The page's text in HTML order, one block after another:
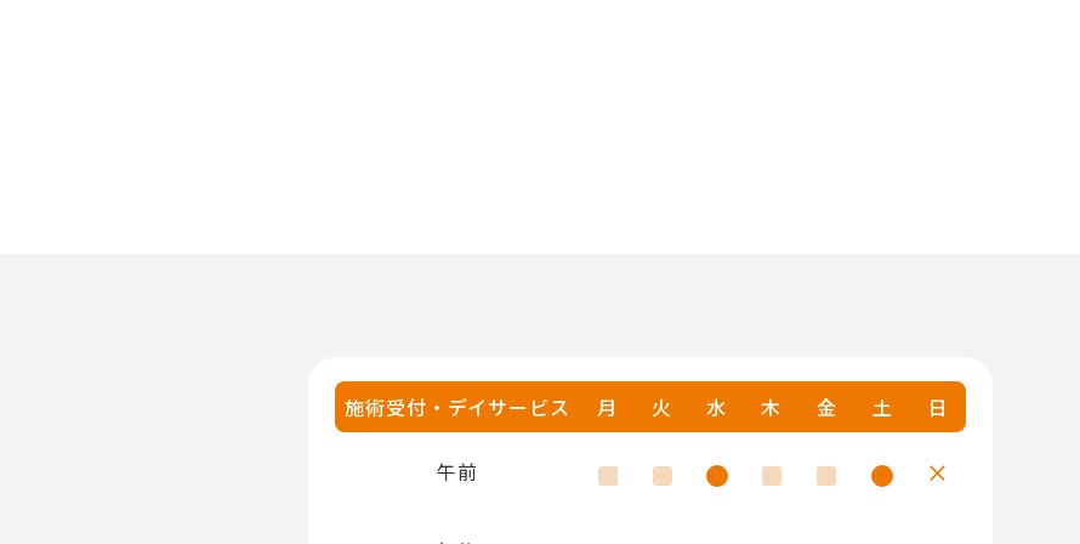
施術受付・デイサービス 月 火 水 木 金 土 日
午前 ×